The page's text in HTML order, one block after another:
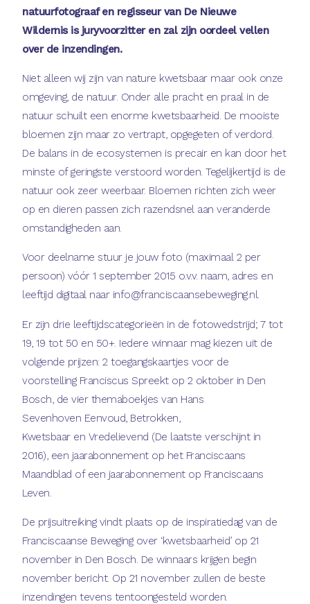
natuurfotograaf en regisseur van De Nieuwe
Wildernis is juryvoorzitter en zal zijn oordeel vellen
over de inzendingen.
Niet alleen wij zijn van nature kwetsbaar maar ook onze
omgeving, de natuur. Onder alle pracht en praal in de
natuur schuilt een enorme kwetsbaarheid. De mooiste
bloemen zijn maar zo vertrapt, opgegeten of verdord.
De balans in de ecosystemen is precair en kan door het
minste of geringste verstoord worden. Tegelijkertijd is de
natuur ook zeer weerbaar. Bloemen richten zich weer
op en dieren passen zich razendsnel aan veranderde
omstandigheden aan.
Voor deelname stuur je jouw foto (maximaal 2 per
persoon) vóór 1 september 2015 o.v.v. naam, adres en
leeftijd digitaal naar info@franciscaansebeweging.nl.
Er zijn drie leeftijdscategorieën in de fotowedstrijd; 7 tot
19, 19 tot 50 en 50+. Iedere winnaar mag kiezen uit de
volgende prijzen: 2 toegangskaartjes voor de
voorstelling Franciscus Spreekt op 2 oktober in Den
Bosch, de vier themaboekjes van Hans
Sevenhoven Eenvoud, Betrokken,
Kwetsbaar en Vredelievend (De laatste verschijnt in
2016), een jaarabonnement op het Franciscaans
Maandblad of een jaarabonnement op Franciscaans
Leven.
De prijsuitreiking vindt plaats op de inspiratiedag van de
Franciscaanse Beweging over ‘kwetsbaarheid’ op 21
november in Den Bosch. De winnaars krijgen begin
november bericht. Op 21 november zullen de beste
inzendingen tevens tentoongesteld worden.